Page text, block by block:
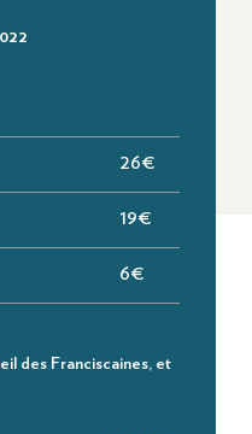
26€
19€
6€
des Franciscaines, et